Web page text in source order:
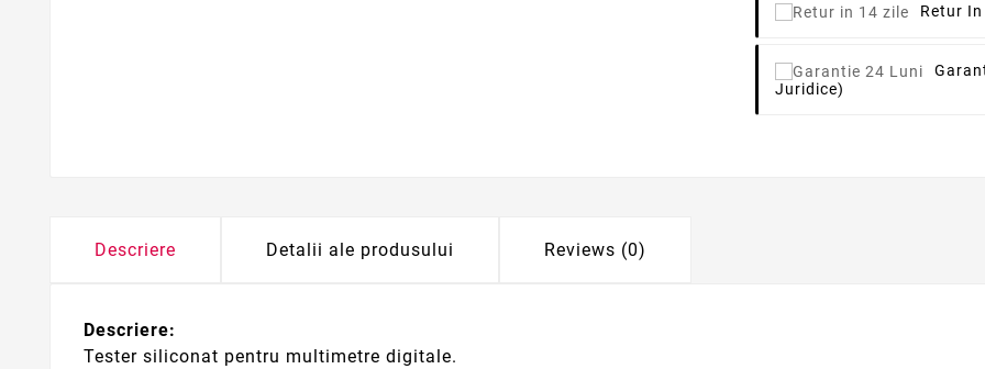
Retur
Juridice)
Descriere Detalii ale produsului Reviews (0)
Descriere:
Tester siliconat pentru multimetre digitale.